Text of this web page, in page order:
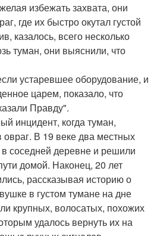
избежать захвата, они
где их быстро окутал густой
казалось, всего несколько
туман, они выяснили, что
устаревшее оборудование, и
царем, показало, что
Правду".
инцидент, когда туман,
В 19 веке два местных
соседней деревне и решили
домой. Наконец, 20 лет
рассказывая историю о
в густом тумане на дне
крупных, волосатых, похожих
удалось вернуть их на